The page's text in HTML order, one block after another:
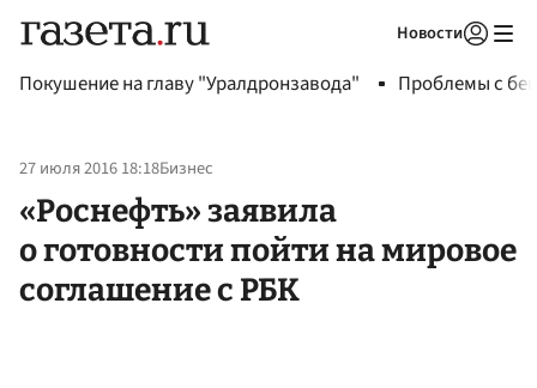
Новости
Покушение на главу "Уралдронзавода" Проблемы с
27 июля 2016 18:18Бизнес
«Роснефть» заявила
о готовности пойти на мировое
соглашение с РБК